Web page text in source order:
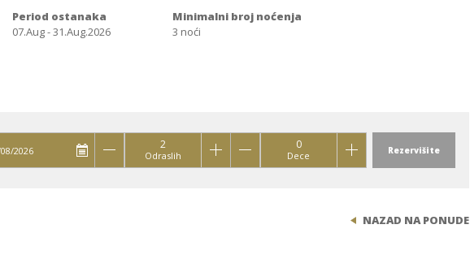
Period ostanaka
07.Aug - 31.Aug.2026
Minimalni broj noćenja
3 noći
2
Odraslih
0
Dece Rezervišite
NAZAD NA PONUDE